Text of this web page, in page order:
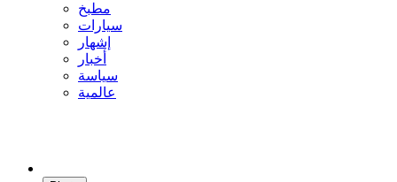
مطبخ
سيارات
إشهار
أخبار
سياسة
عالمية